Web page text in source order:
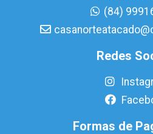
(84)
Redes
Formas de